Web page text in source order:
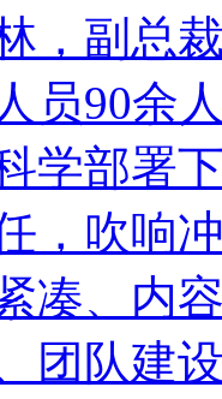
，副总
员90余
学部署
，吹响
凑、内
团队建